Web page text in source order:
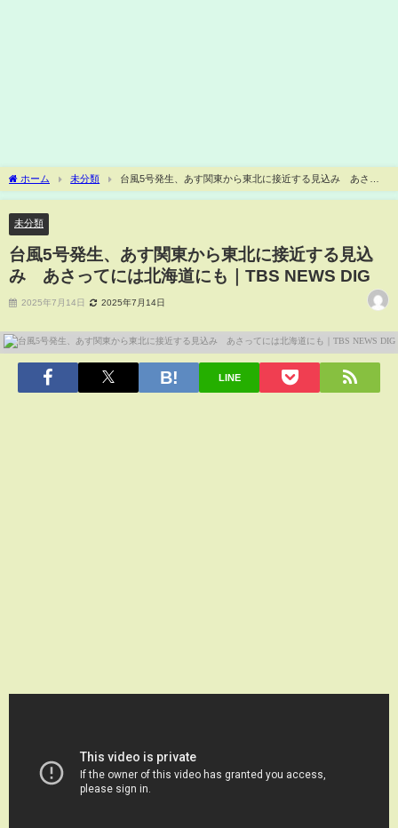
ホーム 未分類
台風5号発生、あす関東から東北に接近する見込み あさっ
てには北海道にも｜TBS NEWS DIG
未分類
台風5号発生、あす関東から東北に接近する見込
み あさってには北海道にも｜TBS NEWS DIG
2025年7月14日 2025年7月14日
LINE